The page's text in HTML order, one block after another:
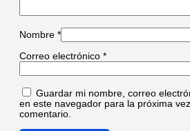
Nombre *
Correo electrónico *
Guardar mi nombre, correo
en este navegador para la próxima
comentario.